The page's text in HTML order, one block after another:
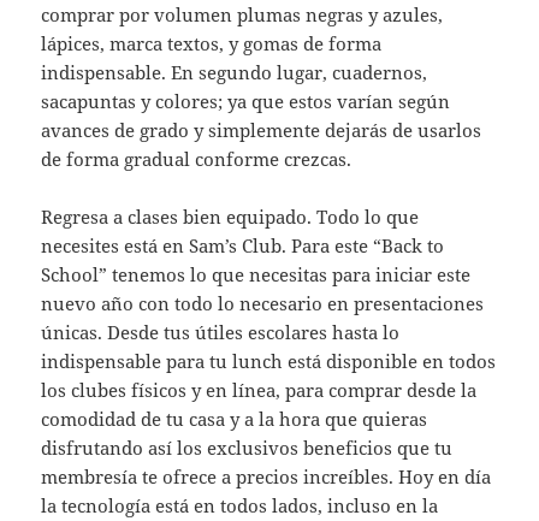
comprar por volumen plumas negras y azules,
lápices, marca textos, y gomas de forma
indispensable. En segundo lugar, cuadernos,
sacapuntas y colores; ya que estos varían según
avances de grado y simplemente dejarás de usarlos
de forma gradual conforme crezcas.
Regresa a clases bien equipado. Todo lo que
necesites está en Sam’s Club. Para este “Back to
School” tenemos lo que necesitas para iniciar este
nuevo año con todo lo necesario en presentaciones
únicas. Desde tus útiles escolares hasta lo
indispensable para tu lunch está disponible en todos
los clubes físicos y en línea, para comprar desde la
comodidad de tu casa y a la hora que quieras
disfrutando así los exclusivos beneficios que tu
membresía te ofrece a precios increíbles. Hoy en día
la tecnología está en todos lados, incluso en la